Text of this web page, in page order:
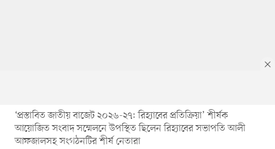
‘প্রস্তাবিত জাতীয় বাজেট ২০২৬-২৭: রিহ্যাবের প্রতিক্রিয়া’ শীর্ষক
আয়োজিত সংবাদ সম্মেলনে উপস্থিত ছিলেন রিহ্যাবের সভাপতি আলী
আফজালসহ সংগঠনটির শীর্ষ নেতারা